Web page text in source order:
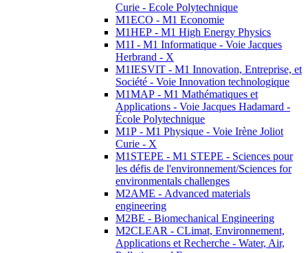
Curie - Ecole Polytechnique
M1ECO - M1 Economie
M1HEP - M1 High Energy Physics
M1I - M1 Informatique - Voie Jacques
Herbrand - X
M1IESVIT - M1 Innovation, Entreprise, et
Société - Voie Innovation technologique
M1MAP - M1 Mathématiques et
Applications - Voie Jacques Hadamard -
École Polytechnique
M1P - M1 Physique - Voie Irène Joliot
Curie - X
M1STEPE - M1 STEPE - Sciences pour
les défis de l'environnement/Sciences for
environmentals challenges
M2AME - Advanced materials
engineering
M2BE - Biomechanical Engineering
M2CLEAR - CLimat, Environnement,
Applications et Recherche - Water, Air,